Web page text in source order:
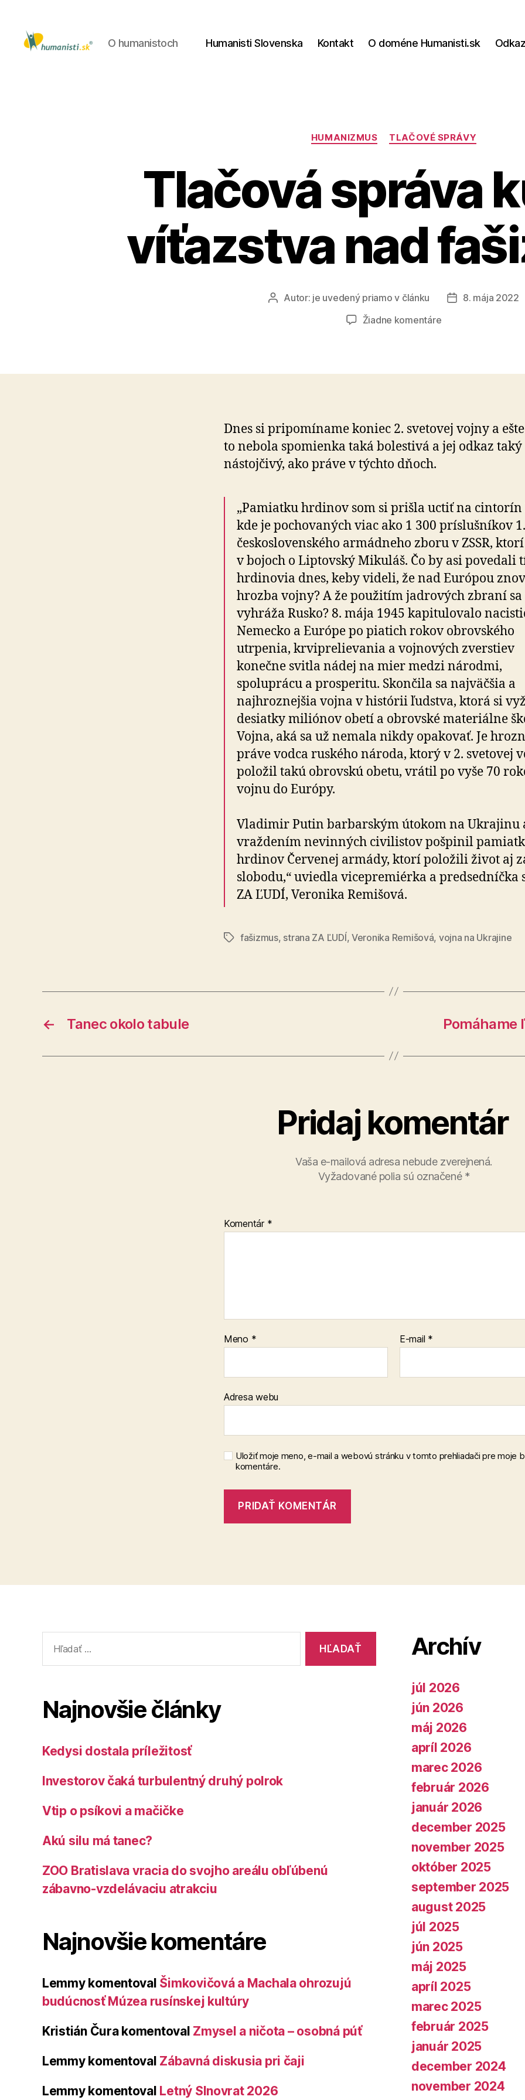
O humanistoch Humanisti Slovenska Kontakt O doméne Humanisti.sk
Kategórie
HUMANIZMUS TLAČOVÉ SPRÁVY
Tlačová správa
víťazstva nad
AutorAutor: je uvedený priamo v článku
Dátum
8. mája 2022
Žiadne komentárena
dňu
Dnes si pripomíname koniec 2. svetovej vojny a
to nebola spomienka taká bolestivá a jej odkaz taký
nástojčivý, ako práve v týchto dňoch.
„Pamiatku hrdinov som si prišla uctiť na cintorín
kde je pochovaných viac ako 1 300 príslušníkov 1.
československého armádneho zboru v ZSSR,
v bojoch o Liptovský Mikuláš. Čo by asi povedali
hrdinovia dnes, keby videli, že nad Európou
hrozba vojny? A že použitím jadrových zbraní
vyhráža Rusko? 8. mája 1945 kapitulovalo
Nemecko a Európe po piatich rokov obrovského
utrpenia, krviprelievania a vojnových zverstiev
konečne svitla nádej na mier medzi národmi,
spoluprácu a prosperitu. Skončila sa najväčšia a
najhroznejšia vojna v histórii ľudstva, ktorá si
desiatky miliónov obetí a obrovské materiálne
Vojna, aká sa už nemala nikdy opakovať. Je
práve vodca ruského národa, ktorý v 2. svetovej
položil takú obrovskú obetu, vrátil po vyše 70
vojnu do Európy.
Vladimir Putin barbarským útokom na Ukrajinu
vraždením nevinných civilistov pošpinil
hrdinov Červenej armády, ktorí položili život aj
slobodu,“ uviedla vicepremiérka a predsedníčka
ZA ĽUDÍ, Veronika Remišová.
Značkyfašizmus, strana ZA ĽUDÍ,Veronika Remišová, vojna na Ukrajine
← Tanec okolo tabule Pomáhame
Pridaj komentár
Vaša e-mailová adresa nebude zverejnená.
Vyžadované polia sú označené *
Komentár *
Meno * E-mail *
Adresa webu
Uložiť moje meno, e-mail a webovú stránku v tomto prehliadači pre moje
komentáre.
Najnovšie články
Kedysi dostala príležitosť
Investorov čaká turbulentný druhý polrok
Vtip o psíkovi a mačičke
Akú silu má tanec?
ZOO Bratislava vracia do svojho areálu obľúbenú
zábavno-vzdelávaciu atrakciu
Najnovšie komentáre
Lemmykomentoval Šimkovičová a Machala ohrozujú
budúcnosť Múzea rusínskej kultúry
Kristián Čurakomentoval Zmysel a ničota – osobná púť
Lemmykomentoval Zábavná diskusia pri čaji
Lemmykomentoval Letný Slnovrat 2026
Archív
júl 2026
jún 2026
máj 2026
apríl 2026
marec 2026
február 2026
január 2026
december 2025
november 2025
október 2025
september 2025
august 2025
júl 2025
jún 2025
máj 2025
apríl 2025
marec 2025
február 2025
január 2025
december 2024
november 2024